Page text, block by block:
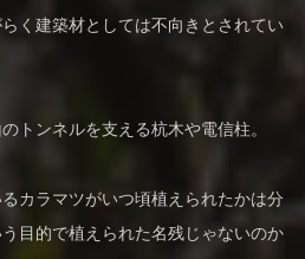
く建築材としては不向きとされてい
トンネルを支える杭木や電信柱。
カラマツがいつ頃植えられたかは分
目的で植えられた名残じゃないのか